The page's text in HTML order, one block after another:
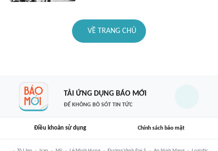
VỀ TRANG CHỦ
TẢI ỨNG DỤNG BÁO MỚI
ĐỂ KHÔNG BỎ SÓT TIN TỨC
Điều khoản sử dụng Chính sách bảo mật